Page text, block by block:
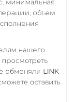
минимальная
объем
нашего
просмотреть
обменяли LINK
оставить